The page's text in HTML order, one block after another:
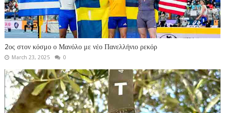
2ος στον κόσμο ο Μανόλο με νέο Πανελλήνιο ρεκόρ
March 23, 2025 0